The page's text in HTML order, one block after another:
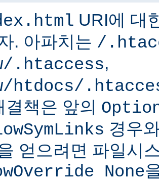
URI에 대
. 아파치는 /
.htaccess,
htdocs/
결책은 앞의
경우
얻으려면 파일시
None